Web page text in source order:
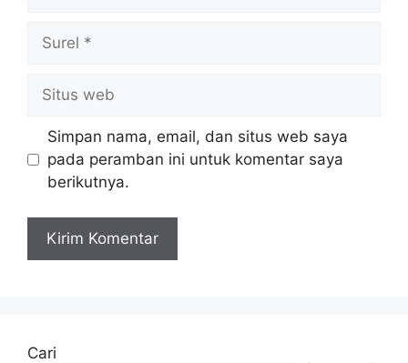
Surel
Situs
web
Simpan nama, email, dan situs web saya
pada peramban ini untuk komentar saya
berikutnya.
Cari